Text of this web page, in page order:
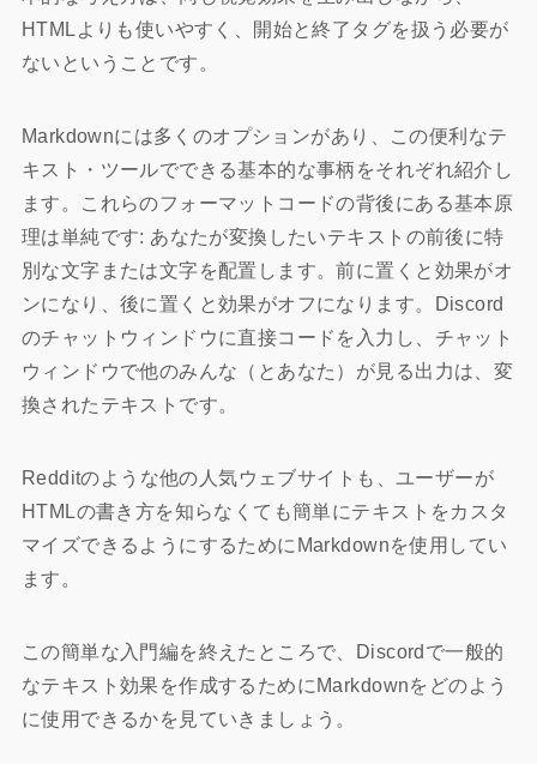
HTMLよりも使いやすく、開始と終了タグを扱う必要が
ないということです。
Markdownには多くのオプションがあり、この便利なテ
キスト・ツールでできる基本的な事柄をそれぞれ紹介し
ます。これらのフォーマットコードの背後にある基本原
理は単純です: あなたが変換したいテキストの前後に特
別な文字または文字を配置します。前に置くと効果がオ
ンになり、後に置くと効果がオフになります。Discord
のチャットウィンドウに直接コードを入力し、チャット
ウィンドウで他のみんな（とあなた）が見る出力は、変
換されたテキストです。
Redditのような他の人気ウェブサイトも、ユーザーが
HTMLの書き方を知らなくても簡単にテキストをカスタ
マイズできるようにするためにMarkdownを使用してい
ます。
この簡単な入門編を終えたところで、Discordで一般的
なテキスト効果を作成するためにMarkdownをどのよう
に使用できるかを見ていきましょう。